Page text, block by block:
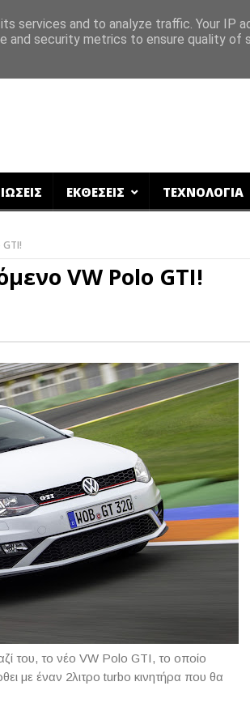
ΕΚΘΕΣΕΙΣ ΤΕΧΝΟΛΟΓΙΑ
VW Polo GTI!
του, το νέο VW Polo GTI, το οποίο
με έναν 2λιτρο turbo κινητήρα που θα
services and to analyze traffic. Your IP
and security metrics to ensure quality of